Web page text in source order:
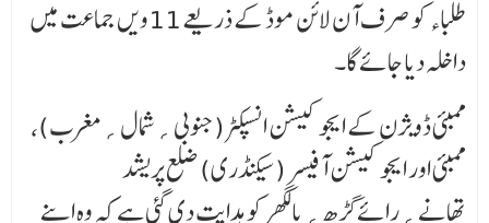
طلباء کو صرف آن لائن موڈ کے ذریعے 11ویں جماعت میں
داخلہ دیا جائے گا۔
ممبئی ڈویژن کے ایجوکیشن انسپکٹر (جنوبی؍شمال؍مغرب)،
ممبئی اور ایجوکیشن آفیسر (سیکنڈری) ضلع پریشد
تھانے؍رائے گڑھ؍پالگھر کو ہدایت دی گئی ہے کہ وہ اپنے